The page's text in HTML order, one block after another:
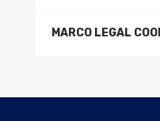
MARCO LEGAL